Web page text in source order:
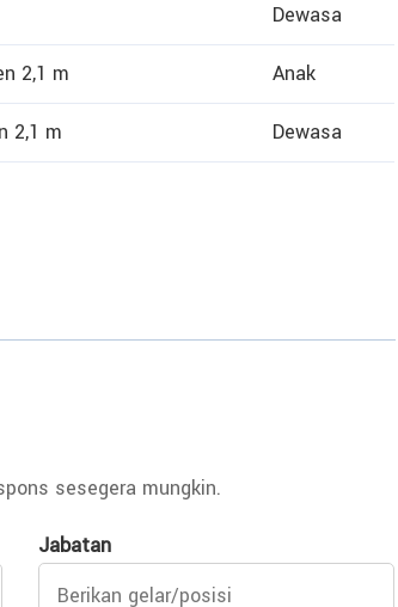
Dewasa
2,1 m Anak
2,1 m Dewasa
sesegera mungkin.
Jabatan